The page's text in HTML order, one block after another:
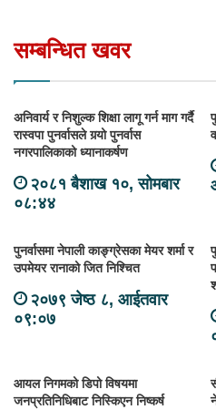
सम्बन्धित खवर
अनिवार्य र निशुल्क शिक्षा लागू गर्न माग गर्दै
रास्वपा पुनर्वासले गर्‍यो पुनर्वास
नगरपालिकाको ध्यानाकर्षण
२०८१ बैशाख १०, सोमबार
०८:४४
पुनर्वासमा नेपाली काङ्ग्रेसका मेयर शर्मा र
उपमेयर रानाको जित निश्चित
२०७९ जेष्ठ ८, आईतवार
०९:०७
आयल निगमको डिपो विषयमा
जनप्रतिनिधिबाट निस्किएन निष्कर्ष